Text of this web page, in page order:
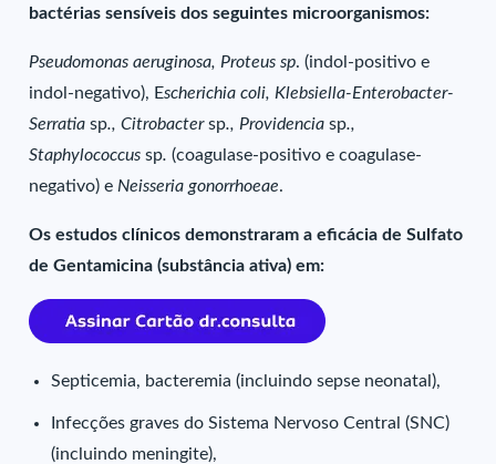
bactérias sensíveis dos seguintes microorganismos:
Pseudomonas aeruginosa, Proteus sp. (indol-positivo e
indol-negativo), Escherichia coli, Klebsiella-Enterobacter-
Serratia sp., Citrobactersp., Providenciasp.,
Staphylococcussp. (coagulase-positivo e coagulase-
negativo) e Neisseria gonorrhoeae.
Os estudos clínicos demonstraram a eficácia de Sulfato
de Gentamicina (substância ativa) em:
Septicemia, bacteremia (incluindo sepse neonatal),
Infecções graves do Sistema Nervoso Central (SNC)
(incluindo meningite),